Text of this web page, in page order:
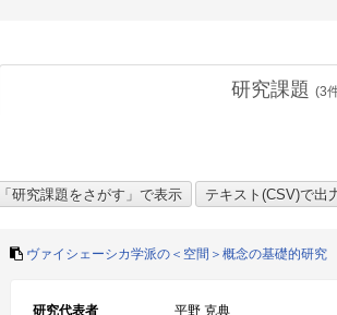
研究課題 (3
ヴァイシェーシカ学派の＜空間＞概念の基礎的研究
研究代表者
平野 克典